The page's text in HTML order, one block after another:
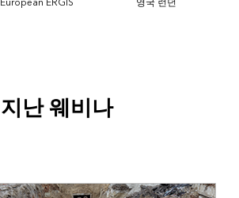
지난 웨비나